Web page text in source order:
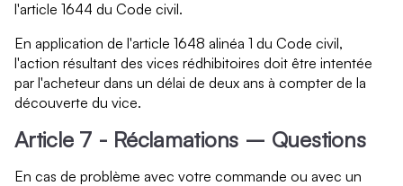
l'article 1644 du Code civil.
En application de l'article 1648 alinéa 1 du Code civil,
l'action résultant des vices rédhibitoires doit être intentée
par l'acheteur dans un délai de deux ans à compter de la
découverte du vice.
Article 7 - Réclamations – Questions
En cas de problème avec votre commande ou avec un